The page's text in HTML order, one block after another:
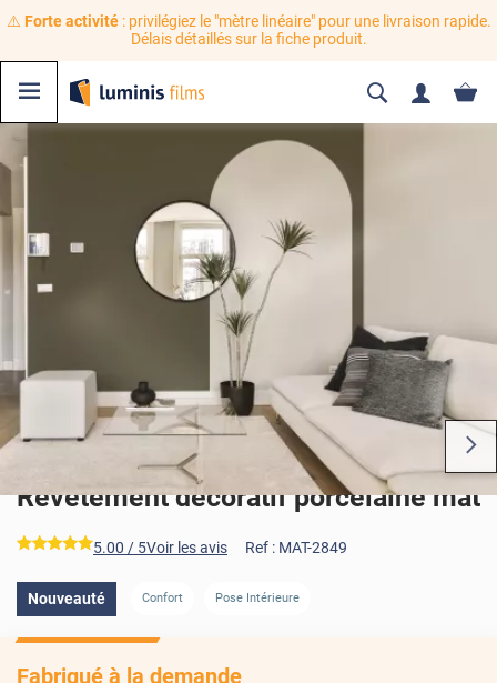
⚠️ Forte activité: privilégiez le "mètre linéaire" pour une livraison rapide.
Délais détaillés sur la fiche produit.
Revêtement décoratif porcelaine mat
*****
5.00 / 5Voir les avis Ref : MAT-2849
Nouveauté Confort Pose Intérieure
Fabriqué à la demande